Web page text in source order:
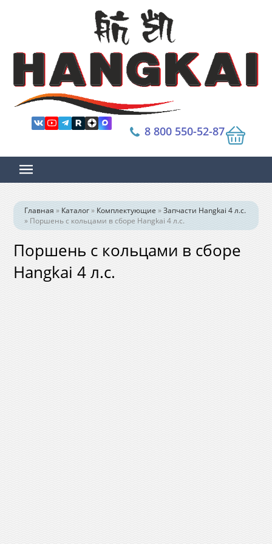
8 800 550-52-87
Главная » Каталог» Комплектующие»Запчасти Hangkai 4 л.с.
» Поршень с кольцами в сборе Hangkai 4 л.с.
Поршень с кольцами в сборе
Hangkai 4 л.с.